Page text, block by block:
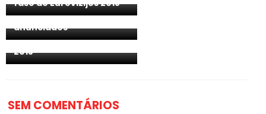
fase do Eurovizijos 2018
concorrentes do
Destination Eurovision
anunciados
Bielorrússia: mais de 90
canções para o Eurofest
2018
SEM COMENTÁRIOS